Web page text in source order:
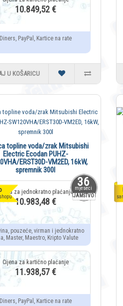
10.849,52 €
Diners, PayPal, Kartice na rate
U KOŠARICU
36
mjeseci
JAMSTVO
topline voda/zrak Mitsubishi
Electric Ecodan PUHZ-
ERST30D-VM2ED, 16kW,
spremnik 300l
10.983,48 €
pouzeće, virman i jednokratno
Master, Maestro, Kripto Valute
11.938,57 €
Diners, PayPal, Kartice na rate